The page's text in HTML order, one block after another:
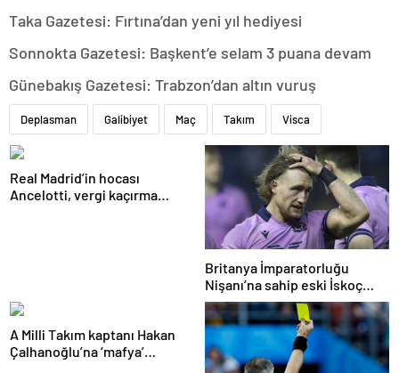
Taka Gazetesi: Fırtına’dan yeni yıl hediyesi
Sonnokta Gazetesi: Başkent’e selam 3 puana devam
Günebakış Gazetesi: Trabzon’dan altın vuruş
Deplasman Galibiyet Maç Takım Visca
Real Madrid’in hocası
Ancelotti, vergi kaçırma
Britanya İmparatorluğu
Nişanı’na sahip eski İskoç
kaptana aile içi şiddetten
kamu hizmeti cezası
A Milli Takım kaptanı Hakan
Çalhanoğlu’na ‘mafya’